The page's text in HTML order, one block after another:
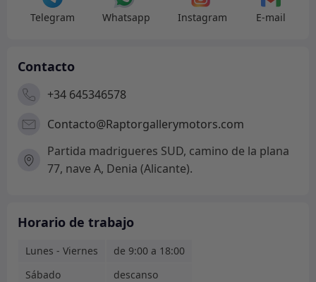
Telegram Whatsapp Instagram E-mail
Contacto
+34 645346578
Contacto@Raptorgallerymotors.com
Partida madrigueres SUD, camino de la plana
77, nave A, Denia (Alicante).
Horario de trabajo
Lunes - Viernes
de 9:00 a 18:00
Sábado
descanso